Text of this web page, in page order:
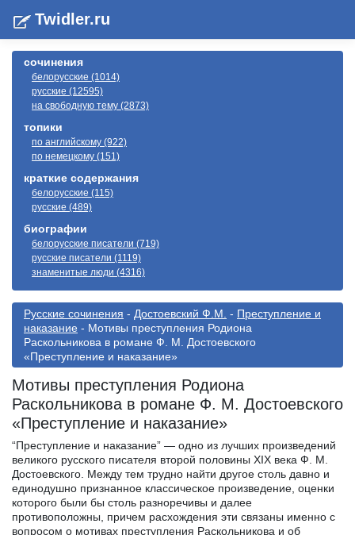
Twidler.ru
сочинения
белорусские (1014)
русские (12595)
на свободную тему (2873)
топики
по английскому (922)
по немецкому (151)
краткие содержания
белорусские (115)
русские (489)
биографии
белорусские писатели (719)
русские писатели (1119)
знаменитые люди (4316)
Русские сочинения - Достоевский Ф.М. - Преступление и
наказание - Мотивы преступления Родиона
Раскольникова в романе Ф. М. Достоевского
«Преступление и наказание»
Мотивы преступления Родиона
Раскольникова в романе Ф. М. Достоевского
«Преступление и наказание»
“Преступление и наказание” — одно из лучших произведений
великого русского писателя второй половины XIX века Ф. М.
Достоевского. Между тем трудно найти другое столь давно и
единодушно признанное классическое произведение, оценки
которого были бы столь разноречивы и далее
противоположны, причем расхождения эти связаны именно с
вопросом о мотивах преступления Раскольникова и об